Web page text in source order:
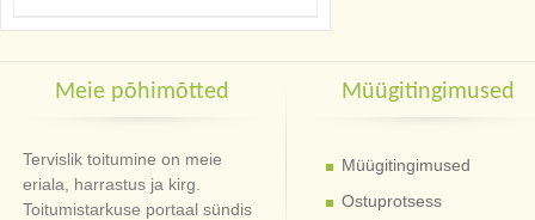
Meie põhimõtted
Tervislik toitumine on meie
eriala, harrastus ja kirg.
Toitumistarkuse portaal sündis
Müügitingimused
Müügitingimused
Ostuprotsess